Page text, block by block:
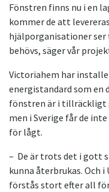
Fönstren finns nu i en
kommer de att
hjälporganisationer
behövs, säger vår
Victoriahem har
energistandard som en
fönstren är i tillräckligt
men i Sverige får de
för lågt.
– De är trots det i gott
kunna återbrukas. Och
förstås stort efter all